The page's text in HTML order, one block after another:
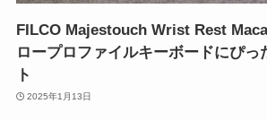
FILCO Majestouch Wrist Rest
ロープロファイルキーボードにぴっ
ト
2025年1月13日